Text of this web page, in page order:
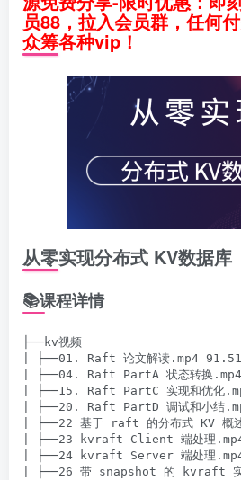
员88，拉入会员群，任何
众筹各种vip！
从零实现分布式 KV数据库
📚课程详情
├──kv视频
| ├──01. Raft 论文解读.mp4
| ├──04. Raft PartA 状态转换
| ├──15. Raft PartC 实现和优化
| ├──20. Raft PartD 调试和小结
| ├──22 基于 raft 的分布式 KV 概
| ├──23 kvraft Client 端处理
| ├──24 kvraft Server 端处理
| ├──26 带 snapshot 的 kvraft 实